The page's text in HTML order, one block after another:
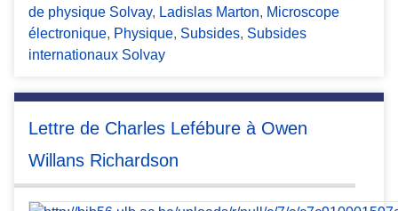
de physique Solvay, Ladislas Marton, Microscope
électronique, Physique, Subsides, Subsides
internationaux Solvay
Lettre de Charles Lefébure à Owen
Willans Richardson